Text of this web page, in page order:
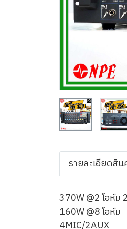
รายละเอียดสิน
370W @2 โอห์ม
160W @8 โอห์ม
4MIC/2AUX